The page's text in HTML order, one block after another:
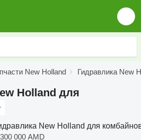
New Holland Гидравлика New
Holland для
New Holland для
000 AMD